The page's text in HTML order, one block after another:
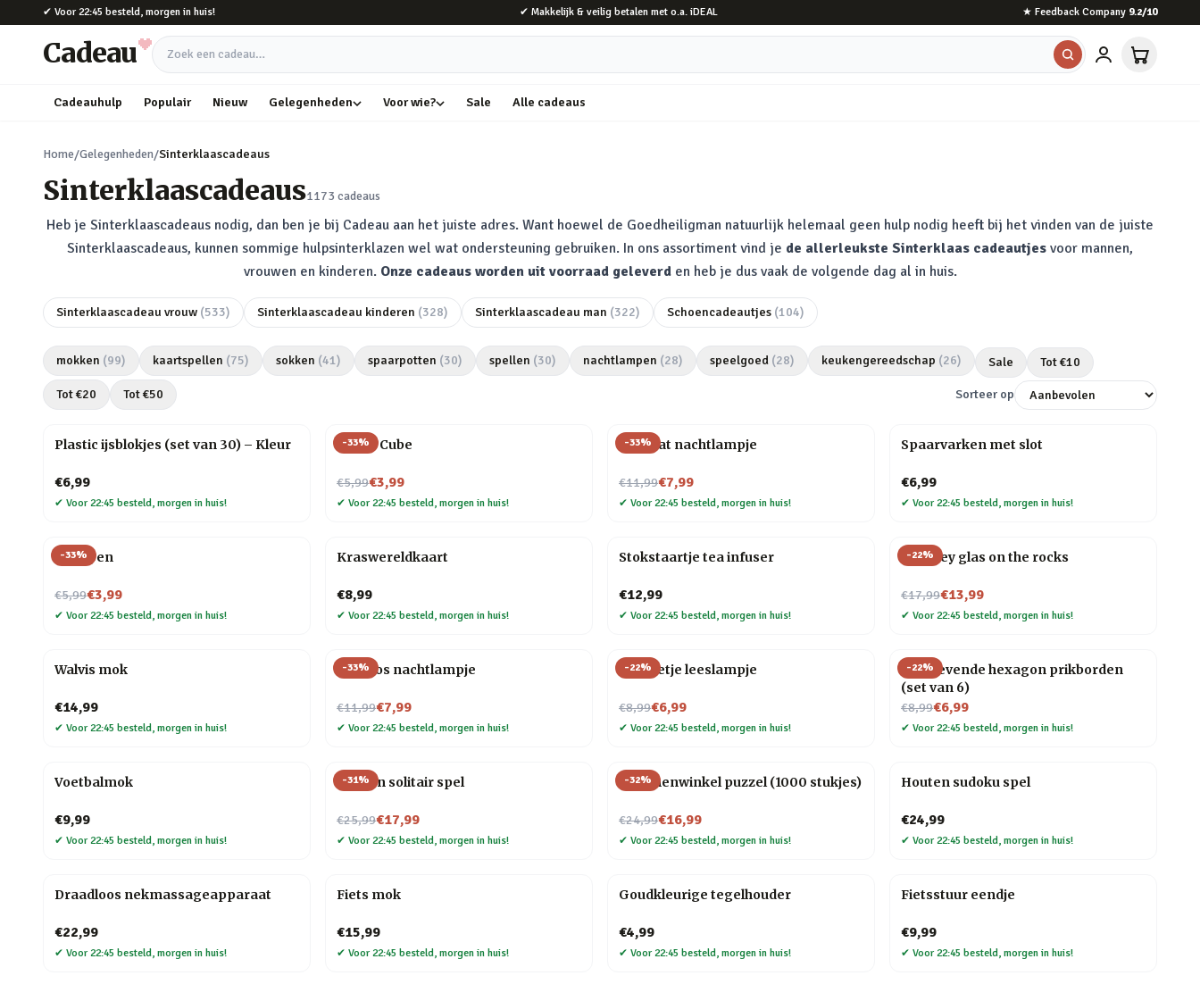
Naar hoofdinhoud
✔ Voor 22:45 besteld, morgen in huis! ✔ Makkelijk & veilig betalen met o.a. iDEAL ★ Feedback Company 9.2/10
Cadeau Zoek een cadeau
Cadeauhulp Populair Nieuw Gelegenheden Voor wie? Sale Alle cadeaus
Home/Gelegenheden/Sinterklaascadeaus
Sinterklaascadeaus1173 cadeaus
Heb je Sinterklaascadeaus nodig, dan ben je bij Cadeau aan het juiste adres. Want hoewel de Goedheiligman natuurlijk helemaal geen hulp nodig heeft bij het vinden van de juiste
Sinterklaascadeaus, kunnen sommige hulpsinterklazen wel wat ondersteuning gebruiken. In ons assortiment vind je de allerleukste Sinterklaas cadeautjes voor mannen,
vrouwen en kinderen. Onze cadeaus worden uit voorraad geleverden heb je dus vaak de volgende dag al in huis.
Sinterklaascadeau vrouw (533) Sinterklaascadeau kinderen (328) Sinterklaascadeau man (322) Schoencadeautjes (104)
mokken (99) kaartspellen (75) sokken (41) spaarpotten (30) spellen (30) nachtlampen (28) speelgoed (28) keukengereedschap (26) Sale Tot €10
Tot €20 Tot €50 Sorteer op
Plastic ijsblokjes (set van 30) – Kleur
€6,99
✔ Voor 22:45 besteld, morgen in huis!
-33%
Magic Cube
€5,99
Nu voor€3,99
✔ Voor 22:45 besteld, morgen in huis!
-33%
Mini kat nachtlampje
€11,99
Nu voor€7,99
✔ Voor 22:45 besteld, morgen in huis!
Spaarvarken met slot
€6,99
✔ Voor 22:45 besteld, morgen in huis!
-33%
Veer pen
€5,99
Nu voor€3,99
✔ Voor 22:45 besteld, morgen in huis!
Kraswereldkaart
€8,99
✔ Voor 22:45 besteld, morgen in huis!
Stokstaartje tea infuser
€12,99
✔ Voor 22:45 besteld, morgen in huis!
-22%
Whiskey glas on the rocks
€17,99
Nu voor€13,99
✔ Voor 22:45 besteld, morgen in huis!
Walvis mok
€14,99
✔ Voor 22:45 besteld, morgen in huis!
-33%
Mini vos nachtlampje
€11,99
Nu voor€7,99
✔ Voor 22:45 besteld, morgen in huis!
-22%
Mannetje leeslampje
€8,99
Nu voor€6,99
✔ Voor 22:45 besteld, morgen in huis!
-22%
Zelfklevende hexagon prikborden
(set van 6)
€8,99
Nu voor€6,99
✔ Voor 22:45 besteld, morgen in huis!
Voetbalmok
€9,99
✔ Voor 22:45 besteld, morgen in huis!
-31%
Houten solitair spel
€25,99
Nu voor€17,99
✔ Voor 22:45 besteld, morgen in huis!
-32%
Bloemenwinkel puzzel (1000 stukjes)
€24,99
Nu voor€16,99
✔ Voor 22:45 besteld, morgen in huis!
Houten sudoku spel
€24,99
✔ Voor 22:45 besteld, morgen in huis!
Draadloos nekmassageapparaat
€22,99
✔ Voor 22:45 besteld, morgen in huis!
Fiets mok
€15,99
✔ Voor 22:45 besteld, morgen in huis!
Goudkleurige tegelhouder
€4,99
✔ Voor 22:45 besteld, morgen in huis!
Fietsstuur eendje
€9,99
✔ Voor 22:45 besteld, morgen in huis!